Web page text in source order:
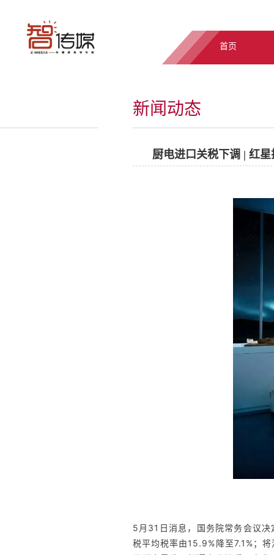
首页
新闻动态
厨电进口关税下调 | 红
5月31日消息，国务院常务会议
税平均税率由15.9%降至7.1%；